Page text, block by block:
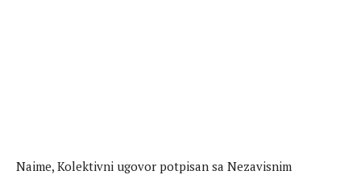
Naime, Kolektivni ugovor potpisan sa Nezavisnim